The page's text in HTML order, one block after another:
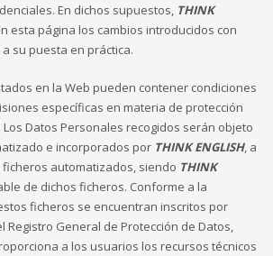
En dichos supuestos, THINK
esta página los cambios introducidos con
su puesta en práctica.
en la Web pueden contener condiciones
específicas en materia de protección
Datos Personales recogidos serán objeto
e incorporados por THINK ENGLISH, a
automatizados, siendo THINK
de dichos ficheros. Conforme a la
ficheros se encuentran inscritos por
Registro General de Protección de Datos,
a los usuarios los recursos técnicos